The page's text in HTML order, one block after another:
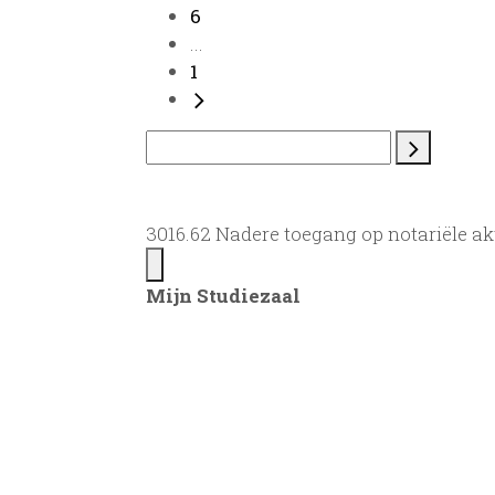
6
...
1
3016.62 Nadere toegang op notariële
Mijn Studiezaal